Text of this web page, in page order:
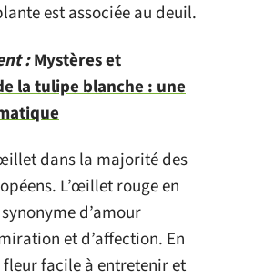
est associée au deuil.
:Mystères et
la tulipe blanche : une
dans la majorité des
L’œillet rouge en
d’amour
et d’affection. En
fleur facile à entretenir et